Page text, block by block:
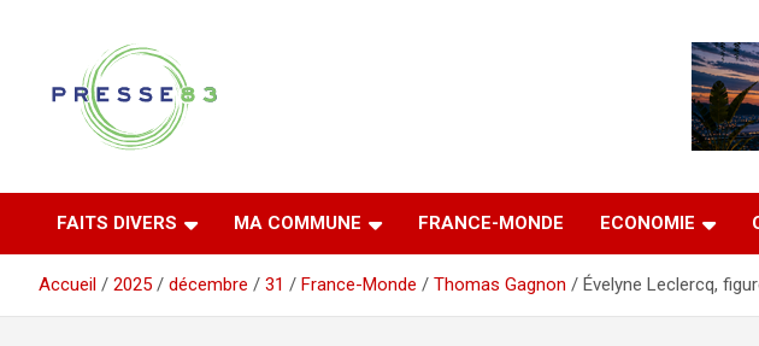
Presse 83
FAITS DIVERS MA COMMUNE FRANCE-MONDE ECONOMIE
Accueil 2025 décembre 31 France-Monde Thomas Gagnon Évelyne Leclercq,